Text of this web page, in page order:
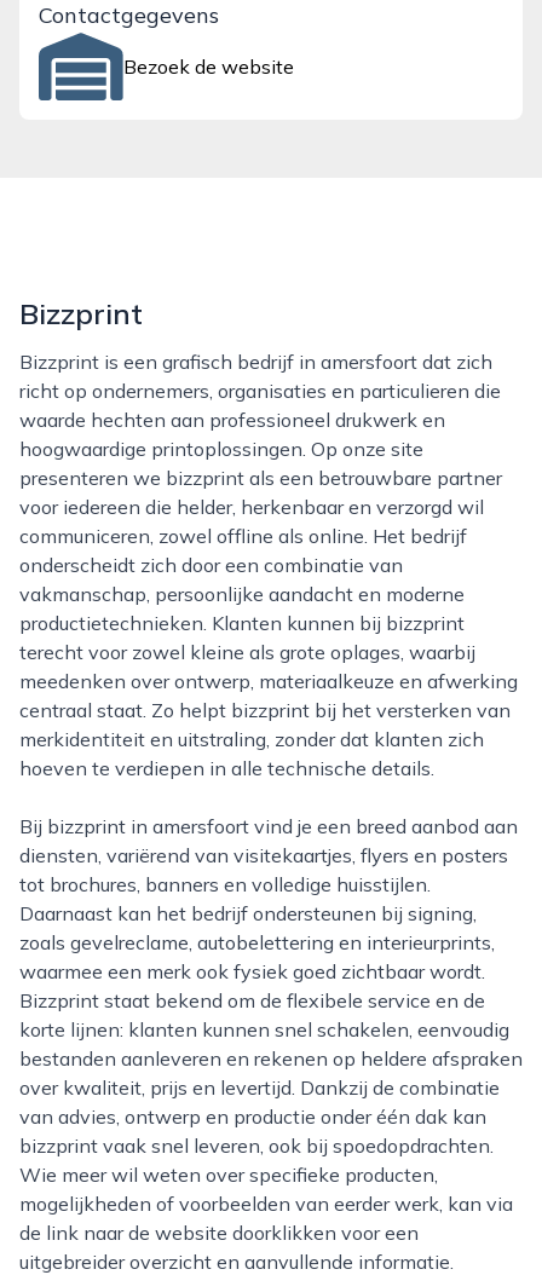
Contactgegevens
Bezoek de website
Bizzprint
Bizzprint is een grafisch bedrijf in amersfoort dat zich
richt op ondernemers, organisaties en particulieren die
waarde hechten aan professioneel drukwerk en
hoogwaardige printoplossingen. Op onze site
presenteren we bizzprint als een betrouwbare partner
voor iedereen die helder, herkenbaar en verzorgd wil
communiceren, zowel offline als online. Het bedrijf
onderscheidt zich door een combinatie van
vakmanschap, persoonlijke aandacht en moderne
productietechnieken. Klanten kunnen bij bizzprint
terecht voor zowel kleine als grote oplages, waarbij
meedenken over ontwerp, materiaalkeuze en afwerking
centraal staat. Zo helpt bizzprint bij het versterken van
merkidentiteit en uitstraling, zonder dat klanten zich
hoeven te verdiepen in alle technische details.
Bij bizzprint in amersfoort vind je een breed aanbod aan
diensten, variërend van visitekaartjes, flyers en posters
tot brochures, banners en volledige huisstijlen.
Daarnaast kan het bedrijf ondersteunen bij signing,
zoals gevelreclame, autobelettering en interieurprints,
waarmee een merk ook fysiek goed zichtbaar wordt.
Bizzprint staat bekend om de flexibele service en de
korte lijnen: klanten kunnen snel schakelen, eenvoudig
bestanden aanleveren en rekenen op heldere afspraken
over kwaliteit, prijs en levertijd. Dankzij de combinatie
van advies, ontwerp en productie onder één dak kan
bizzprint vaak snel leveren, ook bij spoedopdrachten.
Wie meer wil weten over specifieke producten,
mogelijkheden of voorbeelden van eerder werk, kan via
de link naar de website doorklikken voor een
uitgebreider overzicht en aanvullende informatie.